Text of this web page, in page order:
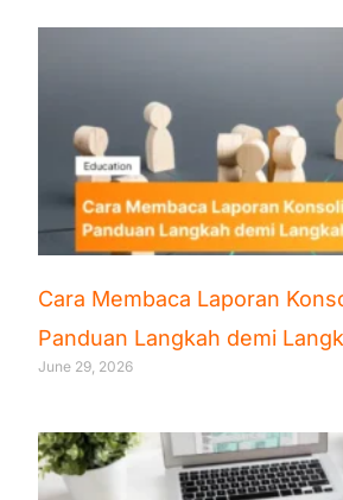
Cara Membaca Laporan
Panduan Langkah demi
June 29, 2026